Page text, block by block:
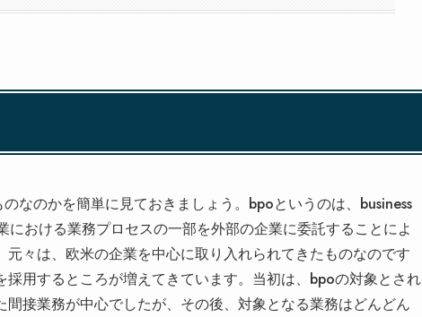
なのかを簡単に見ておきましょう。bpoというのは、business
おける業務プロセスの一部を外部の企業に委託することによ
々は、欧米の企業を中心に取り入れられてきたものなのです
用するところが増えてきています。当初は、bpoの対象とされ
接業務が中心でしたが、その後、対象となる業務はどんどん